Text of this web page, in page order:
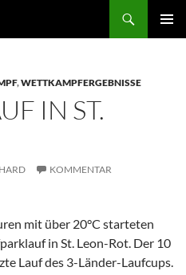
,WETTKAMPFERGEBNISSE
IN ST.
KOMMENTAR
mit über 20°C starteten
in St. Leon-Rot. Der 10
Lauf des 3-Länder-Laufcups.